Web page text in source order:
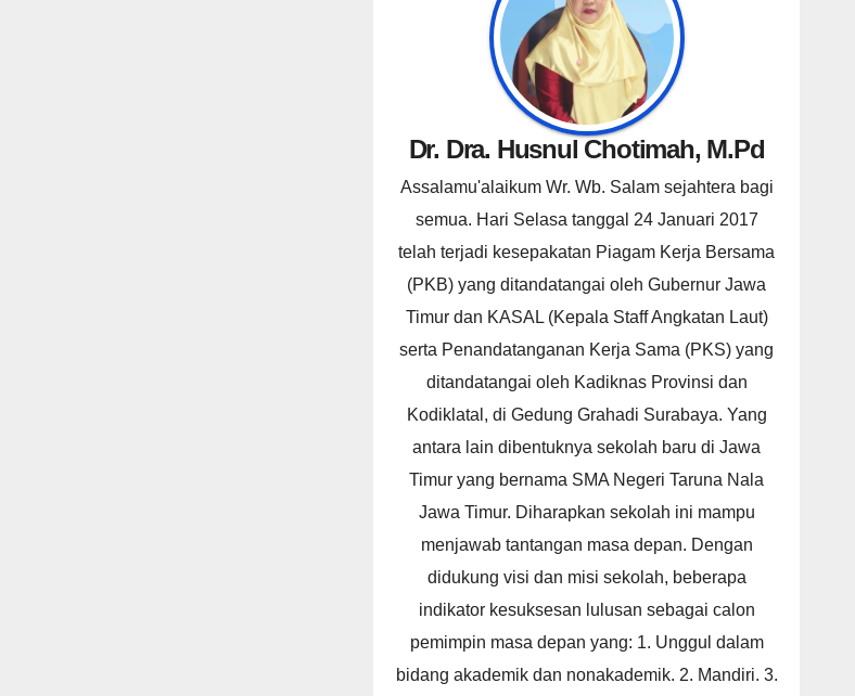
Dr. Dra. Husnul Chotimah, M.Pd
Assalamu'alaikum Wr. Wb. Salam sejahtera bagi
semua. Hari Selasa tanggal 24 Januari 2017
telah terjadi kesepakatan Piagam Kerja Bersama
(PKB) yang ditandatangai oleh Gubernur Jawa
Timur dan KASAL (Kepala Staff Angkatan Laut)
serta Penandatanganan Kerja Sama (PKS) yang
ditandatangai oleh Kadiknas Provinsi dan
Kodiklatal, di Gedung Grahadi Surabaya. Yang
antara lain dibentuknya sekolah baru di Jawa
Timur yang bernama SMA Negeri Taruna Nala
Jawa Timur. Diharapkan sekolah ini mampu
menjawab tantangan masa depan. Dengan
didukung visi dan misi sekolah, beberapa
indikator kesuksesan lulusan sebagai calon
pemimpin masa depan yang: 1. Unggul dalam
bidang akademik dan nonakademik. 2. Mandiri. 3.